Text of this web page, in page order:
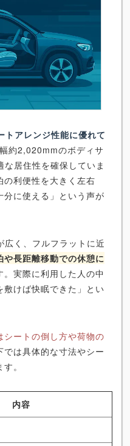
アレンジ性能に優れて
約2,020mmのボディサ
居住性を確保していま
利便性を大きく左右
分に使える」という声が
く、フルフラットに近
や長距離移動での休憩に
。実際に利用した人の中
けば快眠できた」とい
ートの倒し方や荷物の
では具体的な寸法やシー
。
内容